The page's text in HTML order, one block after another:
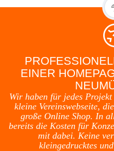
EINER
Wir haben für jedes
kleine Vereinswebseite,
große Online Shop. In
bereits die Kosten für
mit dabei. Keine
kleingedrucktes